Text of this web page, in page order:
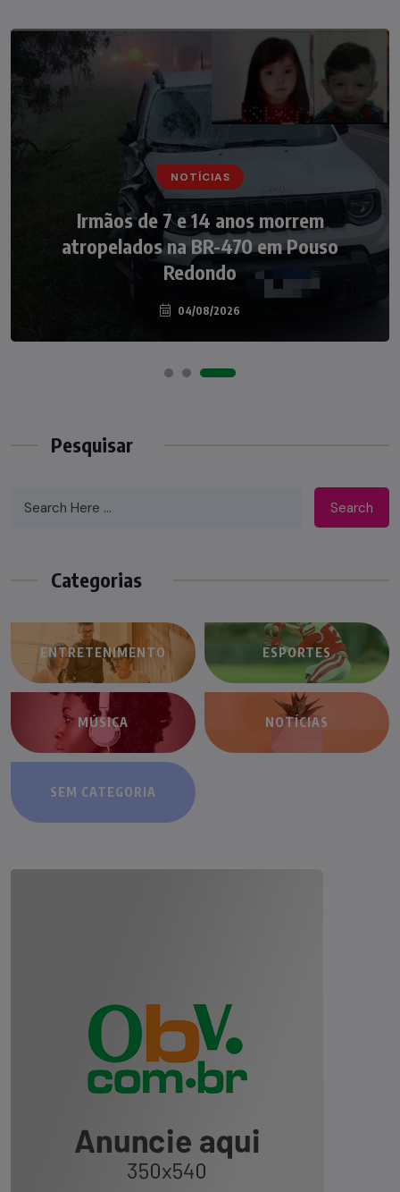
NOTÍCIAS
Irmãos de 7 e 14 anos morrem
atropelados na BR-470 em Pouso
Redondo
04/08/2026
NOTÍCIAS
Nádia Menegazzi leva o nome de Taió ao
palco do Programa Silvio Santos
07/08/2026
Pesquisar
Search
Categorias
ENTRETENIMENTO ESPORTES
MÚSICA NOTÍCIAS
SEM CATEGORIA